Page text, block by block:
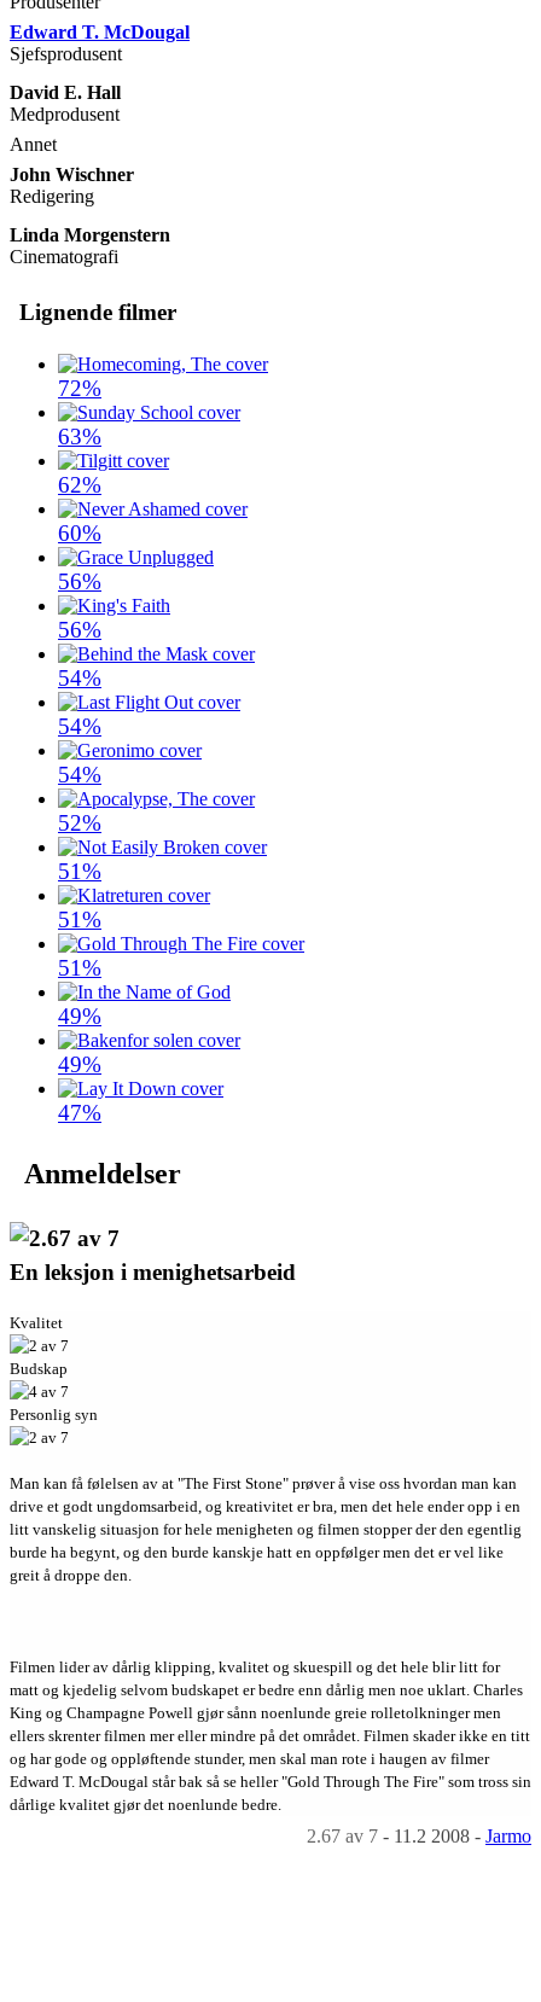
Edward T. McDougal
Sjefsprodusent
David E. Hall
Medprodusent
Annet
John Wischner
Redigering
Linda Morgenstern
Cinematografi
Lignende filmer
72%
63%
62%
60%
56%
56%
54%
54%
54%
52%
51%
51%
51%
49%
49%
47%
Anmeldelser
En leksjon i menighetsarbeid
Kvalitet
Budskap
Personlig syn
Man kan få følelsen av at "The First Stone" prøver å vise oss hvordan man kan
drive et godt ungdomsarbeid, og kreativitet er bra, men det hele ender opp i en
litt vanskelig situasjon for hele menigheten og filmen stopper der den egentlig
burde ha begynt, og den burde kanskje hatt en oppfølger men det er vel like
greit å droppe den.
Filmen lider av dårlig klipping, kvalitet og skuespill og det hele blir litt for
matt og kjedelig selvom budskapet er bedre enn dårlig men noe uklart. Charles
King og Champagne Powell gjør sånn noenlunde greie rolletolkninger men
ellers skrenter filmen mer eller mindre på det området. Filmen skader ikke en titt
og har gode og oppløftende stunder, men skal man rote i haugen av filmer
Edward T. McDougal står bak så se heller "Gold Through The Fire" som tross sin
dårlige kvalitet gjør det noenlunde bedre.
2.67 av 7 - 11.2 2008 - Jarmo